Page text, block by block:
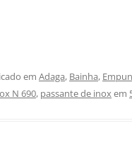
em Adaga, Bainha,
N 690, passante de inoxem